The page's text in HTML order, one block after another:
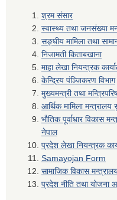
श्रम संसार
स्वास्थ्य तथा जनसंख्या
सङ्घीय मामिला तथा
निजामती किताबखाना
माहा लेखा नियन्त्रक
केन्द्रिय पंञ्जिकरण विभाग
मुख्यमन्त्री तथा
आर्थिक मामिला
भौतिक पूर्वाधार विकास
नेपाल
प्रदेश लेखा नियन्त्रक
Samayojan Form
सामाजिक विकास
प्रदेश नीति तथा योजना